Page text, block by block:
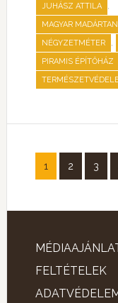
JUHÁSZ ATTILA ,
MAGYAR
NÉGYZETMÉTER ,
PIRAMIS ÉPÍTŐHÁZ
1 2 3
FELTÉTELEK